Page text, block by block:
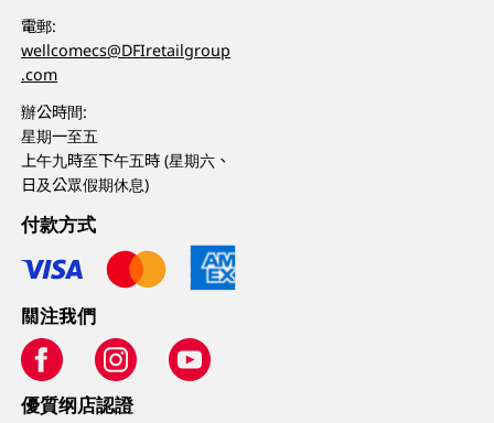
電郵:
wellcomecs@DFIretailgroup
.com
辦公時間:
星期一至五
上午九時至下午五時 (星期六、
日及公眾假期休息)
付款方式
關注我們
優質纲店認證